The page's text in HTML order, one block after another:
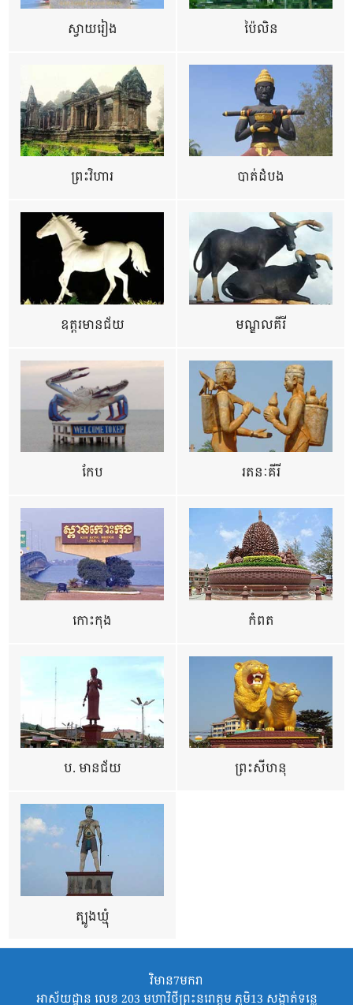
ស្វាយរៀង ប៉ៃលិន
ព្រះវិហារ បាត់ដំបង
ឧត្ដរមានជ័យ មណ្ឌលគីរី
កែប រតនៈគីរី
កោះកុង កំពត
ប. មានជ័យ ព្រះសីហនុ
ត្បូងឃ្មុំ
វិមាន7មករា
អាស័យដ្ឋាន លេខ 203 មហាវិថីព្រះនរោត្តម ភូមិ13 សង្កាត់ទន្លេ